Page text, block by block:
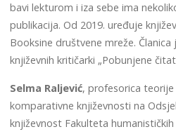
bavi lekturom i iza sebe ima
publikacija. Od 2019. uređuje
Booksine društvene mreže.
književnih kritičarki „Pobunjene
Selma Raljević, profesorica
komparativne književnosti na
književnost Fakulteta